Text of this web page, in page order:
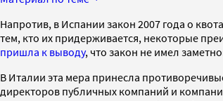
Напротив, в Испании закон 2007 года о
тем, кто их придерживается, некоторые
пришла к выводу, что закон не имел
В Италии эта мера принесла
директоров публичных компаний и